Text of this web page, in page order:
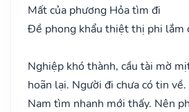
Mất của phương Hỏa tìm đi
Đề phong khẩu thiệt thị phi lắm
Nghiệp khó thành, cầu tài mờ
hoãn lại. Người đi chưa có tin
Nam tìm nhanh mới thấy. Nên